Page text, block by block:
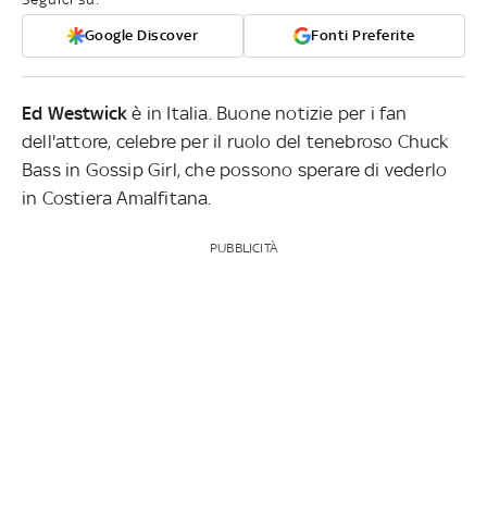
Google Discover Fonti Preferite
Ed Westwickè in Italia. Buone notizie per i fan
dell'attore, celebre per il ruolo del tenebroso Chuck
Bass in Gossip Girl, che possono sperare di vederlo
in Costiera Amalfitana.
PUBBLICITÀ